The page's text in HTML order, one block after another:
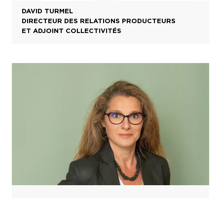
DAVID TURMEL
DIRECTEUR DES RELATIONS PRODUCTEURS
ET ADJOINT COLLECTIVITÉS